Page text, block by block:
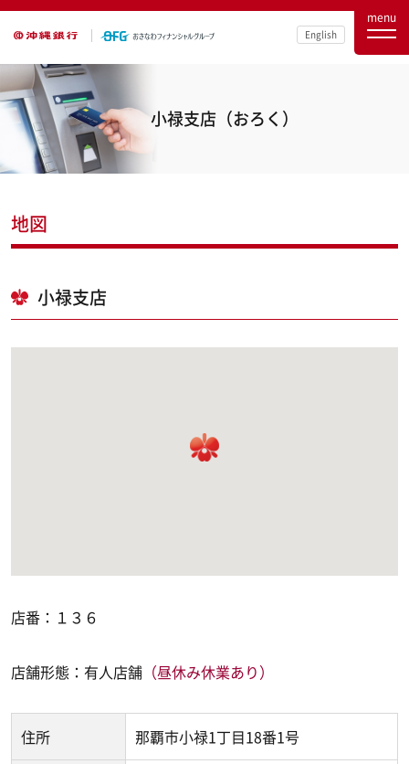
English
menu
小禄支店（おろく）
地図
小禄支店
店番：１３６
店舗形態：有人店舗 （昼休み休業あり）
住所 那覇市小禄1丁目18番1号